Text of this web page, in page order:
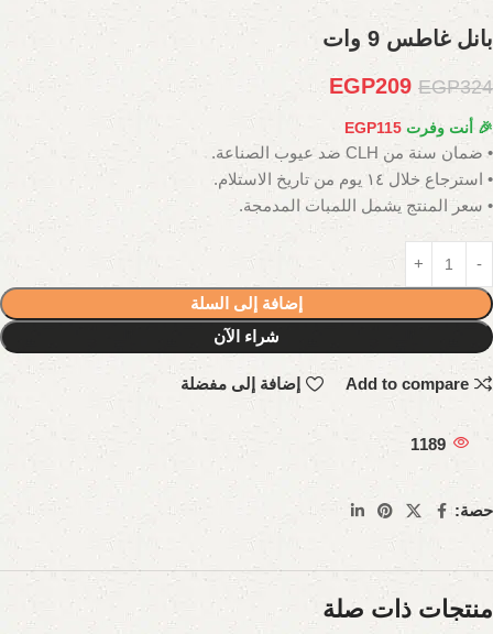
بانل غاطس 9 وات
EGP324
EGP209
🎉 أنت وفرت EGP115
• ضمان سنة من CLH ضد عيوب الصناعة.
• استرجاع خلال ١٤ يوم من تاريخ الاستلام.
• سعر المنتج يشمل اللمبات المدمجة.
إضافة إلى السلة
شراء الآن
Add to compare إضافة إلى مفضلة
1189
حصة:
منتجات ذات صلة